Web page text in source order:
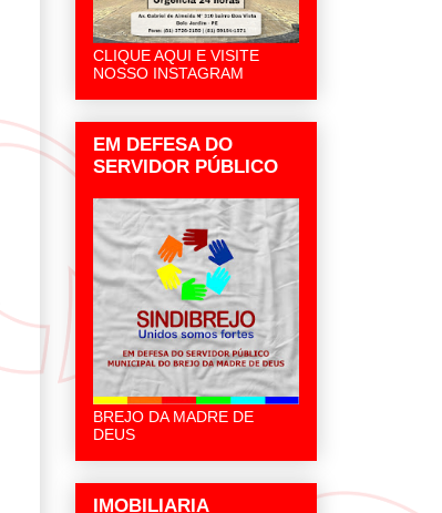
CLIQUE AQUI E VISITE
NOSSO INSTAGRAM
EM DEFESA DO
SERVIDOR PÚBLICO
BREJO DA MADRE DE
DEUS
IMOBILIARIA